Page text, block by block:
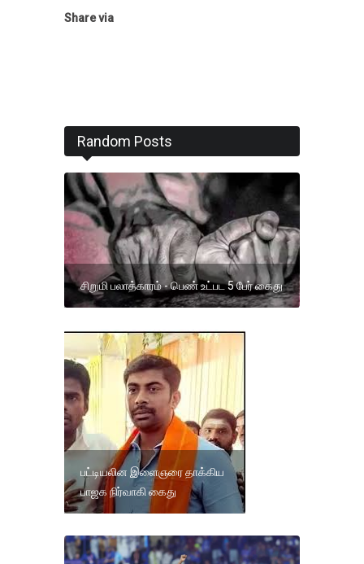
Share via
Random Posts
சிறுமி பலாத்காரம் - பெண் உட்பட 5 பேர் கைது
பட்டியலின இளைஞரை தாக்கிய
பாஜக நிர்வாகி கைது